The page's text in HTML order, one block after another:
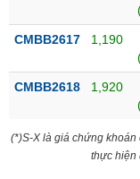
sơ
doanh
Tin
kiện
CMBB2617 1,190
CMBB2618 1,920
(*)S-X là giá chứng
thực hiện
VẬT
CÔNG